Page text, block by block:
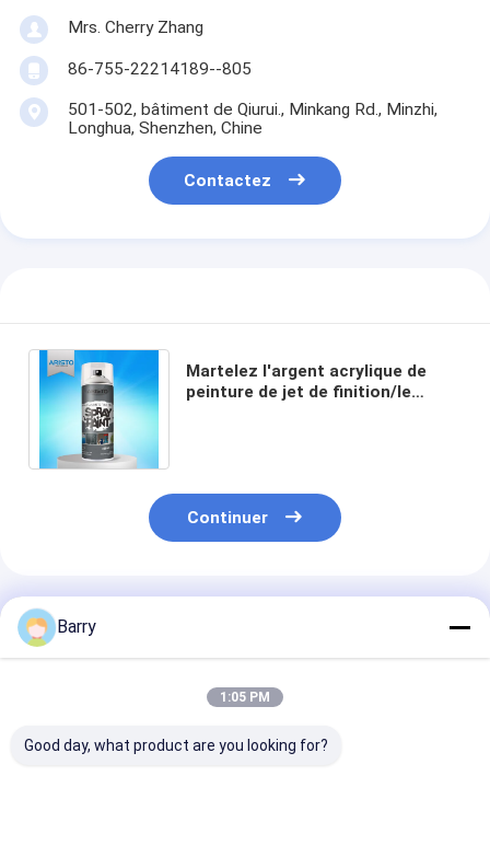
Mrs. Cherry Zhang
86-755-22214189--805
501-502, bâtiment de Qiurui., Minkang Rd., Minzhi,
Longhua, Shenzhen, Chine
Contactez
Martelez l'argent acrylique de
peinture de jet de finition/le
Continuer
Produits Recommandés
Barry
1:05 PM
Good day, what product are you looking for?